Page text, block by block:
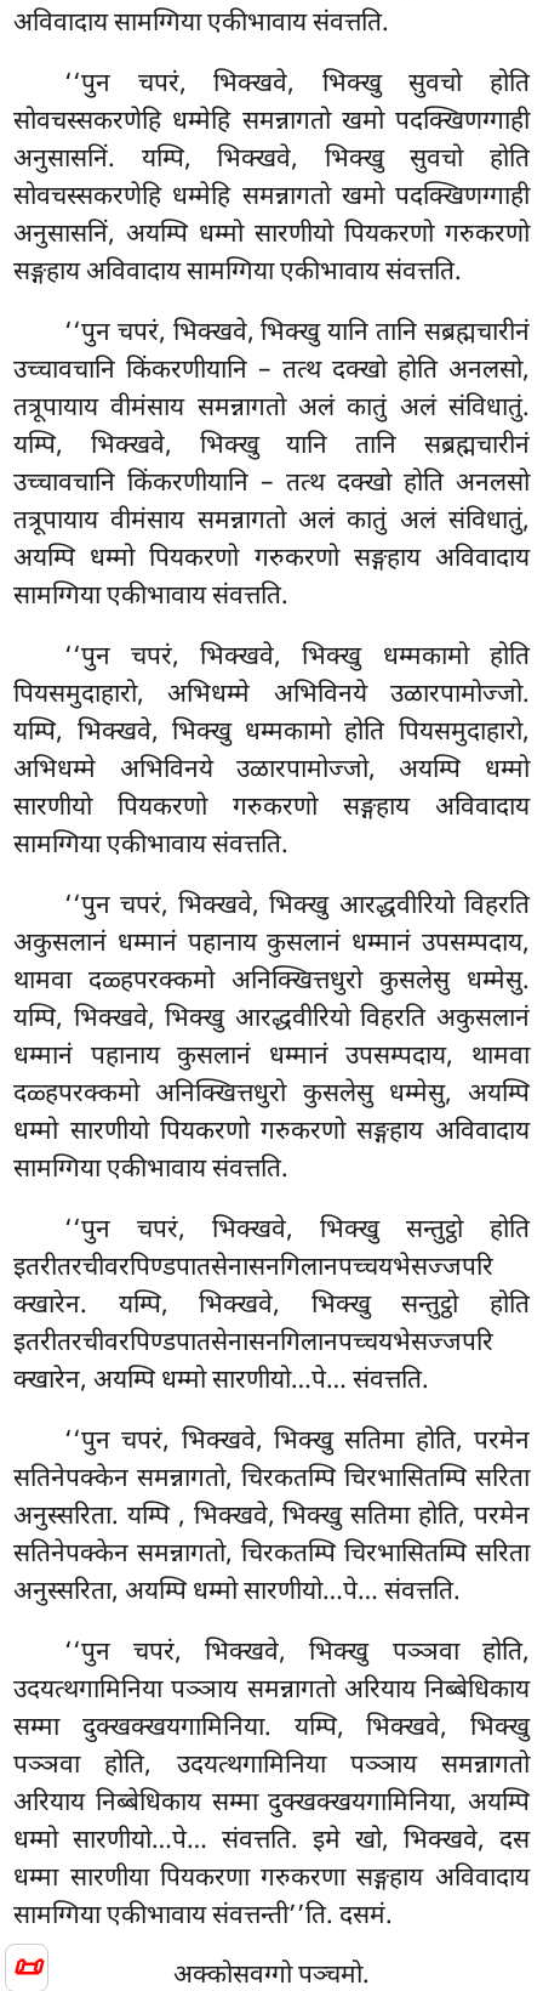
📜
अविवादाय सामग्गिया एकीभावाय संवत्तति.
‘‘पुन चपरं, भिक्खवे, भिक्खु सुवचो होति
सोवचस्सकरणेहि धम्मेहि समन्नागतो खमो पदक्खिणग्गाही
अनुसासनिं. यम्पि, भिक्खवे, भिक्खु सुवचो होति
सोवचस्सकरणेहि धम्मेहि समन्नागतो खमो पदक्खिणग्गाही
अनुसासनिं, अयम्पि धम्मो सारणीयो पियकरणो गरुकरणो
सङ्गहाय अविवादाय सामग्गिया एकीभावाय संवत्तति.
‘‘पुन चपरं, भिक्खवे, भिक्खु यानि तानि सब्रह्मचारीनं
उच्चावचानि किंकरणीयानि– तत्थ दक्खो होति अनलसो,
तत्रूपायाय वीमंसाय समन्नागतो अलं कातुं अलं संविधातुं.
यम्पि, भिक्खवे, भिक्खु यानि तानि सब्रह्मचारीनं
उच्चावचानि किंकरणीयानि – तत्थ दक्खो होति अनलसो
तत्रूपायाय वीमंसाय समन्नागतो अलं कातुं अलं संविधातुं,
अयम्पि धम्मो पियकरणो गरुकरणो सङ्गहाय अविवादाय
सामग्गिया एकीभावाय संवत्तति.
‘‘पुन चपरं, भिक्खवे, भिक्खु धम्मकामो होति
पियसमुदाहारो, अभिधम्मे अभिविनये उळारपामोज्जो.
यम्पि, भिक्खवे, भिक्खु धम्मकामो होति पियसमुदाहारो,
अभिधम्मे अभिविनये उळारपामोज्जो, अयम्पि धम्मो
सारणीयो पियकरणो गरुकरणो सङ्गहाय अविवादाय
सामग्गिया एकीभावाय संवत्तति.
‘‘पुन चपरं, भिक्खवे, भिक्खु आरद्धवीरियो विहरति
अकुसलानं धम्मानं पहानाय कुसलानं धम्मानं उपसम्पदाय,
थामवा दळ्हपरक्कमो अनिक्खित्तधुरो कुसलेसु धम्मेसु.
यम्पि, भिक्खवे, भिक्खु आरद्धवीरियो विहरति अकुसलानं
धम्मानं पहानायकुसलानं धम्मानं उपसम्पदाय, थामवा
दळ्हपरक्कमो अनिक्खित्तधुरो कुसलेसु धम्मेसु, अयम्पि
धम्मो सारणीयो पियकरणो गरुकरणो सङ्गहाय अविवादाय
सामग्गिया एकीभावाय संवत्तति.
‘‘पुन चपरं, भिक्खवे, भिक्खु सन्तुट्ठो होति
इतरीतरचीवरपिण्डपातसेनासनगिलानपच्चयभेसज्जपरि
क्खारेन. यम्पि, भिक्खवे, भिक्खु सन्तुट्ठो होति
इतरीतरचीवरपिण्डपातसेनासनगिलानपच्चयभेसज्जपरि
क्खारेन, अयम्पि धम्मो सारणीयो…पे… संवत्तति.
‘‘पुन चपरं, भिक्खवे, भिक्खु सतिमा होति, परमेन
सतिनेपक्केन समन्नागतो, चिरकतम्पि चिरभासितम्पि सरिता
अनुस्सरिता. यम्पि , भिक्खवे, भिक्खु सतिमा होति, परमेन
सतिनेपक्केन समन्नागतो, चिरकतम्पि चिरभासितम्पि सरिता
अनुस्सरिता, अयम्पि धम्मो सारणीयो…पे… संवत्तति.
‘‘पुन चपरं, भिक्खवे, भिक्खु पञ्ञवा होति,
उदयत्थगामिनिया पञ्ञाय समन्नागतो अरियाय निब्बेधिकाय
सम्मा दुक्खक्खयगामिनिया. यम्पि, भिक्खवे, भिक्खु
पञ्ञवा होति, उदयत्थगामिनिया पञ्ञाय समन्नागतो
अरियाय निब्बेधिकाय सम्मा दुक्खक्खयगामिनिया, अयम्पि
धम्मो सारणीयो…पे… संवत्तति. इमे खो, भिक्खवे, दस
धम्मा सारणीया पियकरणा गरुकरणा सङ्गहाय अविवादाय
सामग्गिया एकीभावाय संवत्तन्ती’’ति. दसमं.
अक्कोसवग्गो पञ्चमो.